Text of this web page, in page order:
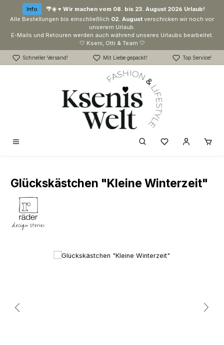
Zum Hauptinhalt springen
Info
🌴☀️ ♥ Wir machen vom 08. bis 23. August 2026 Urlaub!
Alle Bestellungen bis einschließlich 02. August verschicken wir noch vor
unserem Urlaub.
E-Mails und Retouren werden auch während unseres Urlaubs bearbeitet.
🤍 Kseni, Otti & Team 🤍
Schneller Versand! Mit Liebe gepackt! Top Service!
Du hast 0
Glückskästchen "Kleine Winterzeit"
Bildergalerie überspringen